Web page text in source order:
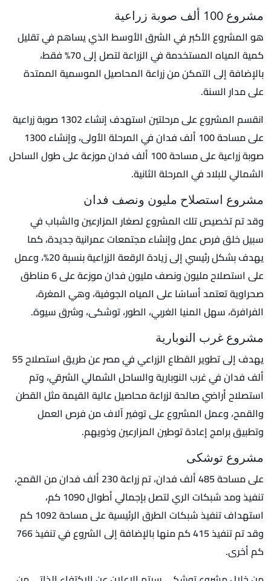
مشروع 100 ألف صوبة زراعية
هو المشروع الأكبر في الشرق الأوسط الذي يساهم في تقليل
كمية المياه المستخدمة في الزراعة لتصل إلى 70% فقط،
بالإضافة إلى التمكن من زراعة المحاصيل الموسمية الممتدة
على مدار السنة.
انقسم المشروع على مرحلتين استهدف إنشاء 1302 صوبة زراعية
على مساحة 100 ألف فدان في المرحلة الأولى، وإنشاء 1300
صوبة زراعية على مساحة 100 ألف فدان موزعة على طول الساحل
الشمالي للبلاد في المرحلة الثانية.
مشروع استصلاح مليون ونصف فدان
وقد تم تخصيص تلك المشروع لصغار المزارعين والشباب في
سبيل خلق فرص عمل وإنشاء مجتمعات عمرانية جديدة، كما
يهدف بشكل رئيسي إلى زيادة الرقعة الزراعية بنسبة 20%، وعمل
على استصلاح مليون ونصف مليون فدان موزعة على 6 مناطق
صحراوية تعتمد أساسًا على المياه الجوفية، وهي المغرة،
الفرافرة، سهل المنيا الغربي، الطور، توشكى، وشرق سيوة.
مشروع غرب النوبارية
يهدف إلى تطوير القطاع الزراعي في مصر عن طريق استصلاح 55
ألف فدان في غرب النوبارية والساحل الشمالي الشرقي، وتم
استصلاح أراضي صالحة لزراعة محاصيل عالية القيمة مثل القطن
والقمح، وعمل المشروع على توفير آلاف من فرص العمل
وتطبيق برامج إعادة توطين المزارعين وذويهم.
مشروع توشكى
على مساحة 485 ألف فدان، تم زراعة 230 ألف فدان من القمح،
تنفيذ ومد شبكات الري لتصل بإجمالي أطوال 1090 كم،
استهداف تنفيذ شبكات الطرق الرئيسية على مساحة 1092 كم
وقد تم تنفيذ 415 كم منها بالإضافة إلى الشروع في تنفيذ 766
كم أخرى.